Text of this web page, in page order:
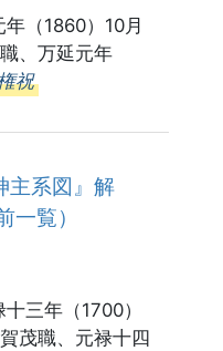
（1860）10月
、万延元年
祝
主系図』解
覧）
三年（1700）
茂職、元禄十四